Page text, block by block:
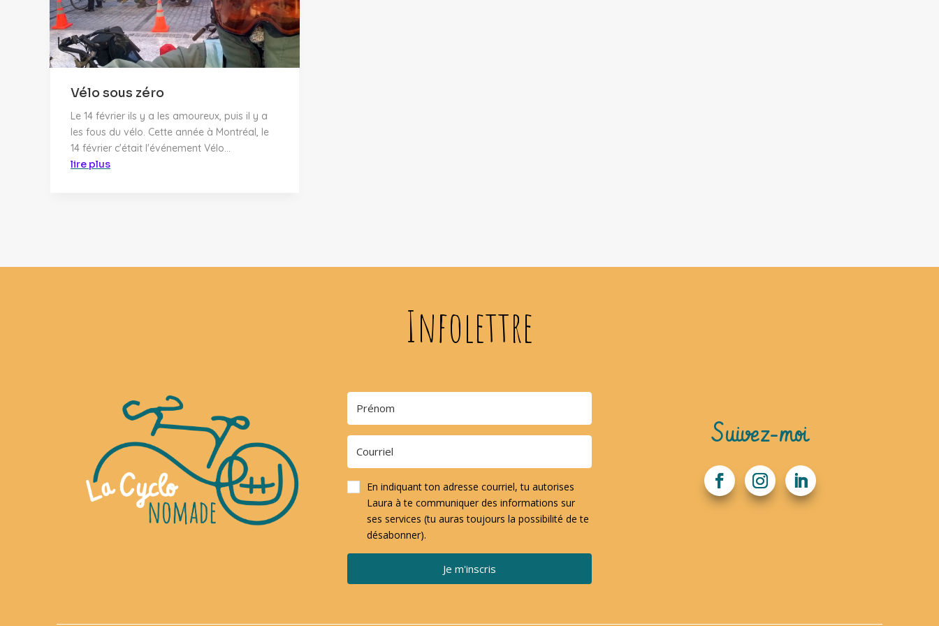
Vélo sous zéro
Le 14 février ils y a les amoureux, puis il y a
les fous du vélo. Cette année à Montréal, le
14 février c'était l'événement Vélo...
lire plus
Infolettre
En indiquant ton adresse courriel, tu autorises
Laura à te communiquer des informations sur
ses services (tu auras toujours la possibilité de te
désabonner).
Je m'inscris
Suivez-moi